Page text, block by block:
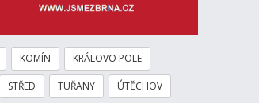
KOMÍN KRÁLOVO POLE
STŘED TUŘANY ÚTĚCHOV